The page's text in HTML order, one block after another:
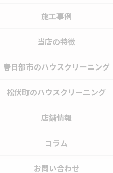
施工事例
当店の特徴
春日部市のハウスクリーニング
松伏町のハウスクリーニング
店舗情報
コラム
お問い合わせ